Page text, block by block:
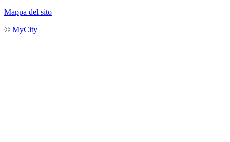
Mappa del sito
© MyCity